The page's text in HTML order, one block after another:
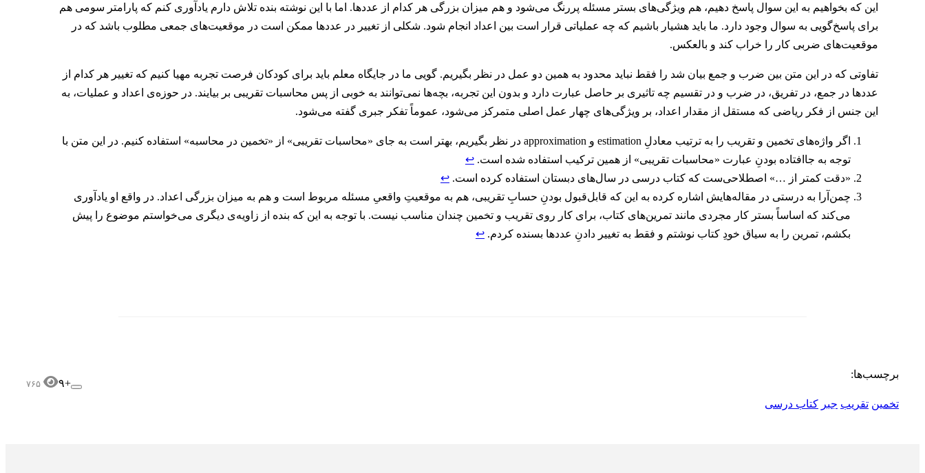
این که بخواهیم به این سوال پاسخ دهیم، هم ویژگی‌های بستر مسئله پررنگ می‌شود و هم میزان بزرگی هر کدام از عددها. اما با این نوشته بنده تلاش دارم یادآوری کنم که پارامتر سومی هم
برای پاسخ‌گویی به سوال وجود دارد. ما باید هشیار باشیم که چه عملیاتی قرار است بین اعداد انجام شود. شکلی از تغییر در عددها ممکن است در موقعیت‌های جمعی مطلوب باشد که در
موقعیت‌های ضربی کار را خراب کند و بالعکس.
تفاوتی که در این متن بین ضرب و جمع بیان شد را فقط نباید محدود به همین دو عمل در نظر بگیریم. گویی ما در جایگاه معلم باید برای کودکان فرصت تجربه مهیا کنیم که تغییر هر کدام از
عددها در جمع، در تفریق، در ضرب و در تقسیم چه تاثیری بر حاصل عبارت دارد و بدون این تجربه، بچه‌ها نمی‌توانند به خوبی از پس محاسبات تقریبی بر بیایند. در حوزه‌ی اعداد و عملیات، به
این جنس از فکر ریاضی که مستقل از مقدار اعداد، بر ویژگی‌های چهار عمل‌ اصلی متمرکز می‌شود، عموماً تفکر جبری گفته می‌شود.
اگر واژه‌های تخمین و تقریب را به ترتیب معادلِ estimation و approximation‌ در نظر بگیریم، بهتر است به جای «محاسبات تقریبی» از «تخمین در محاسبه» استفاده کنیم. در این متن با
توجه به جاافتاده بودنِ عبارت «محاسبات تقریبی» از همین ترکیب استفاده شده است. ↩︎
«دقت کمتر از …» اصطلاحی‌ست که کتاب درسی در سال‌های دبستان استفاده کرده است. ↩︎
چمن‌آرا به درستی در مقاله‌هایش اشاره کرده به این که قابل‌قبول بودنِ حسابِ تقریبی، هم به موقعیتِ واقعیِ مسئله مربوط است و هم به میزان بزرگی اعداد. در واقع او یادآوری
می‌کند که اساساً بستر کار مجردی مانند تمرین‌های کتاب، برای کار روی تقریب و تخمین چندان مناسب نیست. با توجه به این که بنده از زاویه‌ی دیگری می‌خواستم موضوع را پیش
بکشم، تمرین را به سیاق خودِ کتاب نوشتم و فقط به تغییر دادنِ عددها بسنده کردم. ↩︎
برچسب‌ها:
تخمین تقریب جبر کتاب درسی
+۹ ۷۶۵